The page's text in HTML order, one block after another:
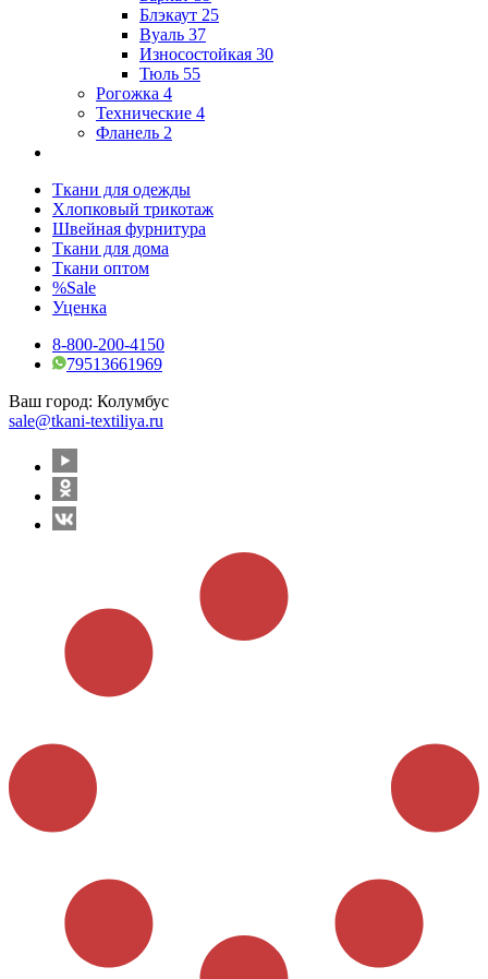
Блэкаут 25
Вуаль 37
Износостойкая 30
Тюль 55
Рогожка 4
Технические 4
Фланель 2
Ткани для одежды
Хлопковый трикотаж
Швейная фурнитура
Ткани для дома
Ткани оптом
%Sale
Уценка
8-800-200-4150
79513661969
Ваш город: Колумбус
sale@tkani-textiliya.ru